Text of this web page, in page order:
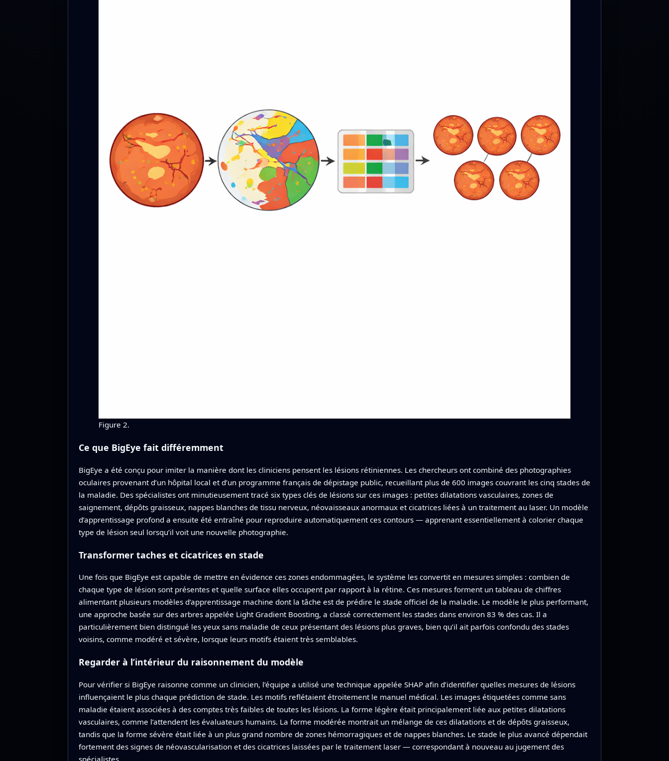
Figure 2.
Ce que BigEye fait différemment
BigEye a été conçu pour imiter la manière dont les cliniciens pensent les lésions rétiniennes. Les chercheurs ont combiné des photographies
oculaires provenant d’un hôpital local et d’un programme français de dépistage public, recueillant plus de 600 images couvrant les cinq stades de
la maladie. Des spécialistes ont minutieusement tracé six types clés de lésions sur ces images : petites dilatations vasculaires, zones de
saignement, dépôts graisseux, nappes blanches de tissu nerveux, néovaisseaux anormaux et cicatrices liées à un traitement au laser. Un modèle
d’apprentissage profond a ensuite été entraîné pour reproduire automatiquement ces contours — apprenant essentiellement à colorier chaque
type de lésion seul lorsqu’il voit une nouvelle photographie.
Transformer taches et cicatrices en stade
Une fois que BigEye est capable de mettre en évidence ces zones endommagées, le système les convertit en mesures simples : combien de
chaque type de lésion sont présentes et quelle surface elles occupent par rapport à la rétine. Ces mesures forment un tableau de chiffres
alimentant plusieurs modèles d’apprentissage machine dont la tâche est de prédire le stade officiel de la maladie. Le modèle le plus performant,
une approche basée sur des arbres appelée Light Gradient Boosting, a classé correctement les stades dans environ 83 % des cas. Il a
particulièrement bien distingué les yeux sans maladie de ceux présentant des lésions plus graves, bien qu’il ait parfois confondu des stades
voisins, comme modéré et sévère, lorsque leurs motifs étaient très semblables.
Regarder à l’intérieur du raisonnement du modèle
Pour vérifier si BigEye raisonne comme un clinicien, l’équipe a utilisé une technique appelée SHAP afin d’identifier quelles mesures de lésions
influençaient le plus chaque prédiction de stade. Les motifs reflétaient étroitement le manuel médical. Les images étiquetées comme sans
maladie étaient associées à des comptes très faibles de toutes les lésions. La forme légère était principalement liée aux petites dilatations
vasculaires, comme l’attendent les évaluateurs humains. La forme modérée montrait un mélange de ces dilatations et de dépôts graisseux,
tandis que la forme sévère était liée à un plus grand nombre de zones hémorragiques et de nappes blanches. Le stade le plus avancé dépendait
fortement des signes de néovascularisation et des cicatrices laissées par le traitement laser — correspondant à nouveau au jugement des
spécialistes.